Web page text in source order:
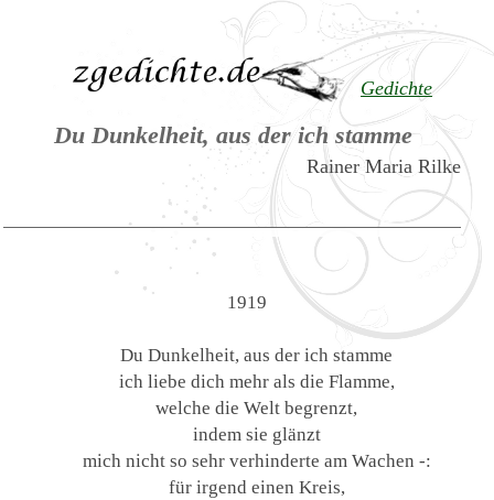
Gedichte
Du Dunkelheit, aus der ich stamme
Rainer Maria Rilke
1919
Du Dunkelheit, aus der ich stamme
ich liebe dich mehr als die Flamme,
welche die Welt begrenzt,
indem sie glänzt
mich nicht so sehr verhinderte am Wachen -:
für irgend einen Kreis,